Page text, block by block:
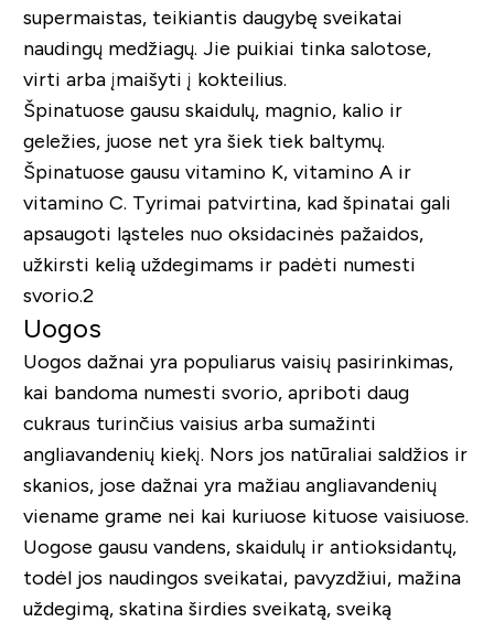
supermaistas, teikiantis daugybę sveikatai
naudingų medžiagų. Jie puikiai tinka salotose,
virti arba įmaišyti į kokteilius.
Špinatuose gausu skaidulų, magnio, kalio ir
geležies, juose net yra šiek tiek baltymų.
Špinatuose gausu vitamino K, vitamino A ir
vitamino C. Tyrimai patvirtina, kad špinatai gali
apsaugoti ląsteles nuo oksidacinės pažaidos,
užkirsti kelią uždegimams ir padėti numesti
svorio.2
Uogos
Uogos dažnai yra populiarus vaisių pasirinkimas,
kai bandoma numesti svorio, apriboti daug
cukraus turinčius vaisius arba sumažinti
angliavandenių kiekį. Nors jos natūraliai saldžios ir
skanios, jose dažnai yra mažiau angliavandenių
viename grame nei kai kuriuose kituose vaisiuose.
Uogose gausu vandens, skaidulų ir antioksidantų,
todėl jos naudingos sveikatai, pavyzdžiui, mažina
uždegimą, skatina širdies sveikatą, sveiką